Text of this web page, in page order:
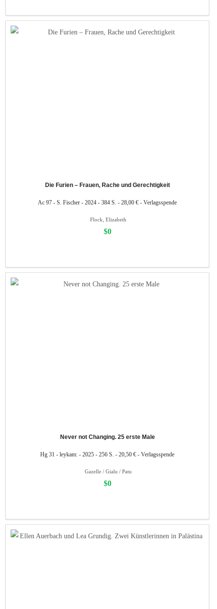
Die Furien – Frauen, Rache und Gerechtigkeit
Ac 97 - S. Fischer - 2024 - 384 S. - 28,00 € - Verlagsspende
Flock, Elizabeth
$0
Never not Changing. 25 erste Male
Hg 31 - leykam: - 2025 - 256 S. - 20,50 € - Verlagsspende
Gazelle / Gialu / Patu
$0